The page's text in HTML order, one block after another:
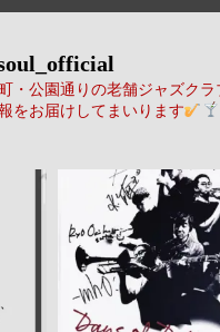
・公園通りの老舗ジャズク
をお届けしてまいります